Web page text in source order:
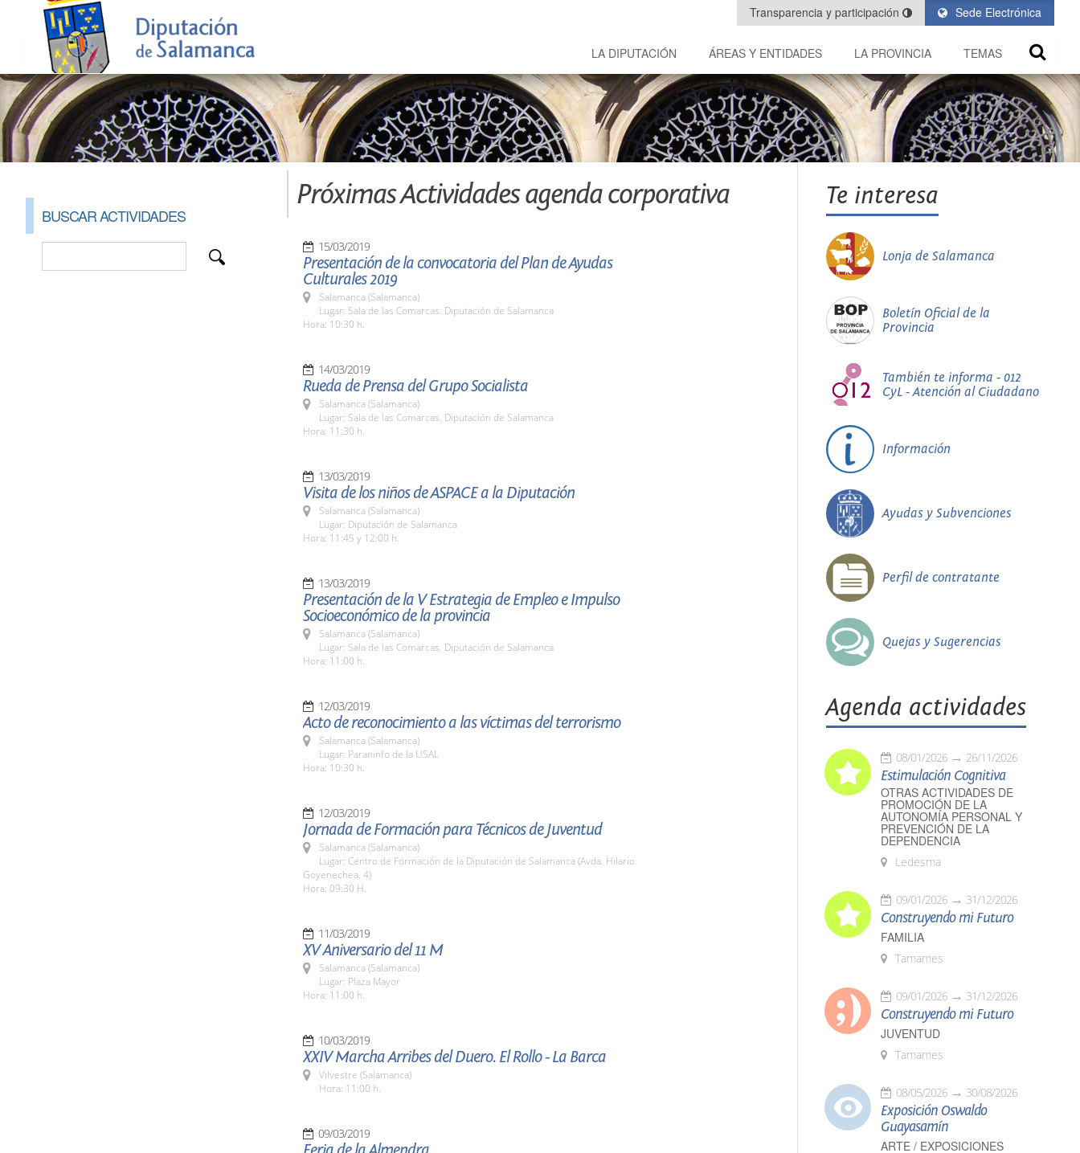
Sede Electrónica
Transparencia y participación
LA DIPUTACIÓN ÁREAS Y ENTIDADES LA PROVINCIA TEMAS
BUSCAR ACTIVIDADES
Próximas Actividades agenda corporativa
15/03/2019
Presentación de la convocatoria del Plan de Ayudas
Culturales 2019
Salamanca (Salamanca)
Lugar: Sala de las Comarcas. Diputación de Salamanca
Hora: 10:30 h.
14/03/2019
Rueda de Prensa del Grupo Socialista
Salamanca (Salamanca)
Lugar: Sala de las Comarcas. Diputación de Salamanca
Hora: 11:30 h.
13/03/2019
Visita de los niños de ASPACE a la Diputación
Salamanca (Salamanca)
Lugar: Diputación de Salamanca
Hora: 11:45 y 12:00 h.
13/03/2019
Presentación de la V Estrategia de Empleo e Impulso
Socioeconómico de la provincia
Salamanca (Salamanca)
Lugar: Sala de las Comarcas. Diputación de Salamanca
Hora: 11:00 h.
12/03/2019
Acto de reconocimiento a las víctimas del terrorismo
Salamanca (Salamanca)
Lugar: Paraninfo de la USAL
Hora: 10:30 h.
12/03/2019
Jornada de Formación para Técnicos de Juventud
Salamanca (Salamanca)
Lugar: Centro de Formación de la Diputación de Salamanca (Avda. Hilario
Goyenechea, 4)
Hora: 09:30 H.
11/03/2019
XV Aniversario del 11 M
Salamanca (Salamanca)
Lugar: Plaza Mayor
Hora: 11:00 h.
10/03/2019
XXIV Marcha Arribes del Duero. El Rollo - La Barca
Vilvestre (Salamanca)
Hora: 11:00 h.
09/03/2019
Te interesa
Lonja de Salamanca
Boletín Oficial de la
Provincia
También te informa - 012
CyL - Atención al Ciudadano
Información
Ayudas y Subvenciones
Perfil de contratante
Quejas y Sugerencias
Agenda actividades
08/01/2026 26/11/2026
Estimulación Cognitiva
OTRAS ACTIVIDADES DE
PROMOCIÓN DE LA
AUTONOMÍA PERSONAL Y
PREVENCIÓN DE LA
DEPENDENCIA
Ledesma
09/01/2026 31/12/2026
Construyendo mi Futuro
FAMILIA
Tamames
09/01/2026 31/12/2026
Construyendo mi Futuro
JUVENTUD
Tamames
08/05/2026 30/08/2026
Exposición Oswaldo
Guayasamín
ARTE / EXPOSICIONES